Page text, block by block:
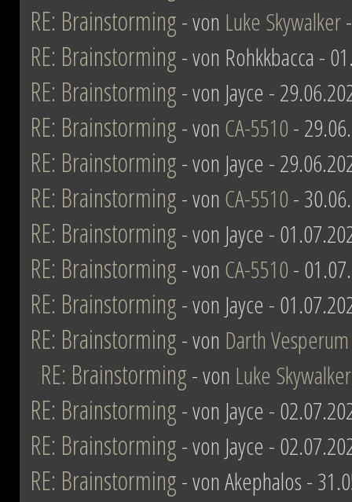
RE: Brainstorming- von Luke Skywalker
RE: Brainstorming- von Rohkkbacca -
RE: Brainstorming- von Jayce -
RE: Brainstorming- von CA-5510-
RE: Brainstorming- von Jayce -
RE: Brainstorming- von CA-5510-
RE: Brainstorming- von Jayce -
RE: Brainstorming- von CA-5510-
RE: Brainstorming- von Jayce -
RE: Brainstorming- von Darth Vesperum
RE: Brainstorming- von Luke Skywalker
RE: Brainstorming- von Jayce -
RE: Brainstorming- von Jayce -
RE: Brainstorming- von Akephalos -